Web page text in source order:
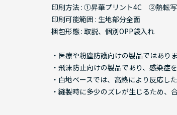
印刷方法 : ①昇華プリント4C ②熱転写
印刷可能範囲 : 生地部分全面
梱包形態 : 取説、個別OPP袋入れ
・医療や粉塵防護向けの製品ではありま
・飛沫防止向けの製品であり、感染症
・白地ベースでは、高熱により反応
・縫製時に多少のズレが生じるため、